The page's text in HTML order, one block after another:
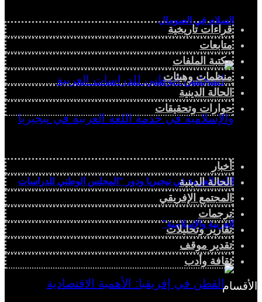
السلام في الصومال
اللغة العربية في نيجيريا ودور “المجلس الوطني للدراسات
العربية والإسلامية”
قراءات تاريخية
متابعات
مكتبة الملفات
منظمات وهيئات
الحالة الدينية
حوارات وتحقيقات
أخبار
الحالة الدينية
المجتمع الإفريقي
ترجمات
تقارير وتحليلات
تقدير موقف
ثقافة وأدب
الأقسام